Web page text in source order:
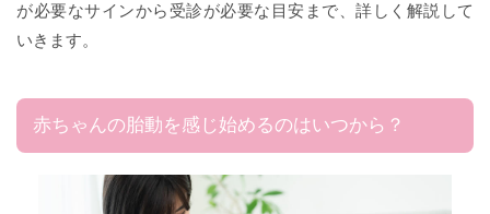
が必要なサインから受診が必要な目安まで、詳しく解説して
いきます。
赤ちゃんの胎動を感じ始めるのはいつから？